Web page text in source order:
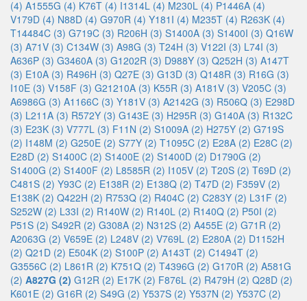
(4) A1555G (4) K76T (4) I1314L (4) M230L (4) P1446A (4)
V179D (4) N88D (4) G970R (4) Y181I (4) M235T (4) R263K (4)
T14484C (3) G719C (3) R206H (3) S1400A (3) S1400I (3) Q16W
(3) A71V (3) C134W (3) A98G (3) T24H (3) V122I (3) L74I (3)
A636P (3) G3460A (3) G1202R (3) D988Y (3) Q252H (3) A147T
(3) E10A (3) R496H (3) Q27E (3) G13D (3) Q148R (3) R16G (3)
I10E (3) V158F (3) G21210A (3) K55R (3) A181V (3) V205C (3)
A6986G (3) A1166C (3) Y181V (3) A2142G (3) R506Q (3) E298D
(3) L211A (3) R572Y (3) G143E (3) H295R (3) G140A (3) R132C
(3) E23K (3) V777L (3) F11N (2) S1009A (2) H275Y (2) G719S
(2) I148M (2) G250E (2) S77Y (2) T1095C (2) E28A (2) E28C (2)
E28D (2) S1400C (2) S1400E (2) S1400D (2) D1790G (2)
S1400G (2) S1400F (2) L8585R (2) I105V (2) T20S (2) T69D (2)
C481S (2) Y93C (2) E138R (2) E138Q (2) T47D (2) F359V (2)
E138K (2) Q422H (2) R753Q (2) R404C (2) C283Y (2) L31F (2)
S252W (2) L33I (2) R140W (2) R140L (2) R140Q (2) P50I (2)
P51S (2) S492R (2) G308A (2) N312S (2) A455E (2) G71R (2)
A2063G (2) V659E (2) L248V (2) V769L (2) E280A (2) D1152H
(2) Q21D (2) E504K (2) S100P (2) A143T (2) C1494T (2)
G3556C (2) L861R (2) K751Q (2) T4396G (2) G170R (2) A581G
(2) A827G (2) G12R (2) E17K (2) F876L (2) R479H (2) Q28D (2)
K601E (2) G16R (2) S49G (2) Y537S (2) Y537N (2) Y537C (2)